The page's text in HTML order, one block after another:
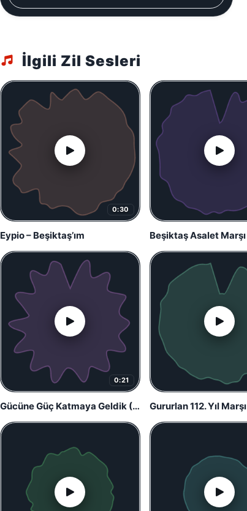
İlgili Zil Sesleri
0:30
Eypio – Beşiktaş’ım Beşiktaş Asalet Marşı
0:21
Gücüne Güç Katmaya Geldik (Başlangıç) Gururlan 112. Yıl Marşı